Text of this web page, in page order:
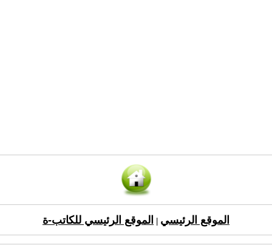
الموقع الرئيسي الموقع الرئيسي للكاتب-ة